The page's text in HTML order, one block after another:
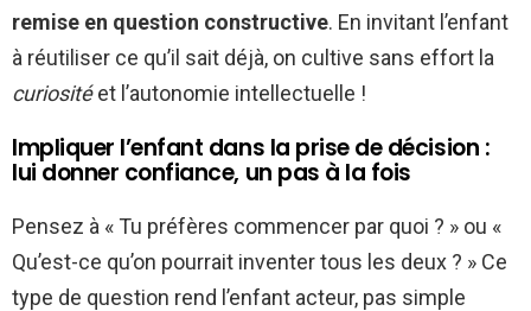
remise en question constructive. En invitant l’enfant
à réutiliser ce qu’il sait déjà, on cultive sans effort la
curiositéet l’autonomie intellectuelle !
Impliquer l’enfant dans la prise de décision :
lui donner confiance, un pas à la fois
Pensez à « Tu préfères commencer par quoi ? » ou «
Qu’est-ce qu’on pourrait inventer tous les deux ? » Ce
type de question rend l’enfant acteur, pas simple